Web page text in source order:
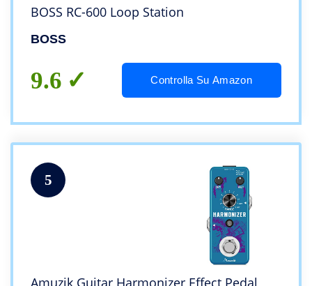
BOSS RC-600 Loop Station
BOSS
9.6 Controlla Su Amazon
5